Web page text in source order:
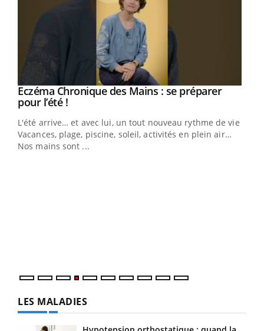
Youtube
Eczéma Chronique des Mains : se préparer
pour l’été !Youtube
L'été arrive… et avec lui, un tout nouveau rythme de vie !
Vacances, plage, piscine, soleil, activités en plein air…
Nos mains sont ...
LES MALADIES